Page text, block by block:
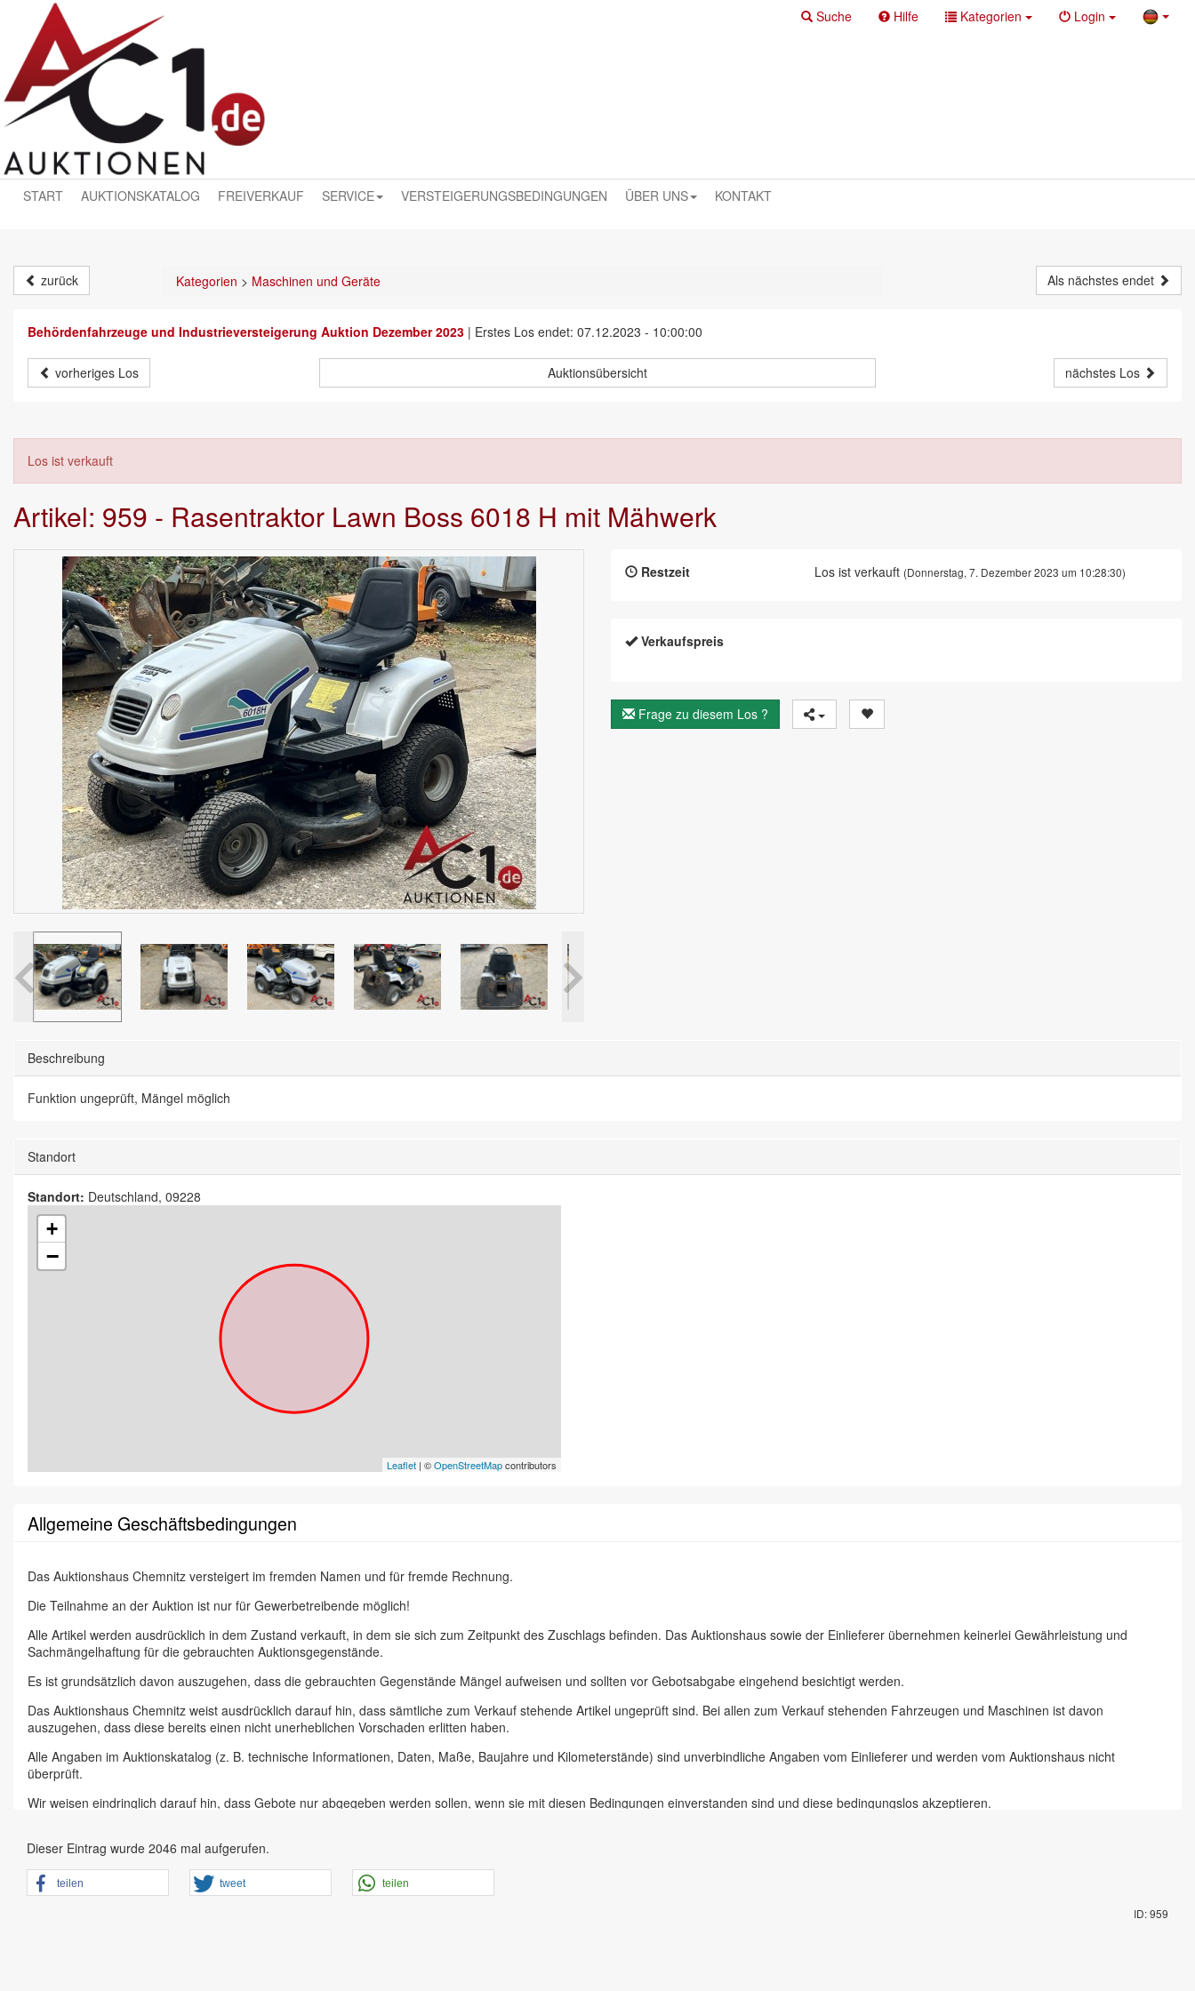
Suche Hilfe Kategorien Login
START AUKTIONSKATALOG FREIVERKAUF SERVICE VERSTEIGERUNGSBEDINGUNGEN ÜBER UNS KONTAKT
zurück Kategorien > Maschinen und Geräte Als nächstes endet
Behördenfahrzeuge und Industrieversteigerung Auktion Dezember 2023 | Erstes Los endet: 07.12.2023 - 10:00:00
vorheriges Los Auktionsübersicht nächstes Los
Los ist verkauft
Artikel: 959 - Rasentraktor Lawn Boss 6018 H mit Mähwerk
Restzeit Los ist verkauft (Donnerstag, 7. Dezember 2023 um 10:28:30)
Verkaufspreis
Frage zu diesem Los ?
Beschreibung
Funktion ungeprüft, Mängel möglich
Standort
Standort: Deutschland, 09228
+
−
Leaflet | ©OpenStreetMapcontributors
Allgemeine Geschäftsbedingungen
Das Auktionshaus Chemnitz versteigert im fremden Namen und für fremde Rechnung.
Die Teilnahme an der Auktion ist nur für Gewerbetreibende möglich!
Alle Artikel werden ausdrücklich in dem Zustand verkauft, in dem sie sich zum Zeitpunkt des Zuschlags befinden. Das Auktionshaus sowie der Einlieferer übernehmen keinerlei Gewährleistung und
Sachmängelhaftung für die gebrauchten Auktionsgegenstände.
Es ist grundsätzlich davon auszugehen, dass die gebrauchten Gegenstände Mängel aufweisen und sollten vor Gebotsabgabe eingehend besichtigt werden.
Das Auktionshaus Chemnitz weist ausdrücklich darauf hin, dass sämtliche zum Verkauf stehende Artikel ungeprüft sind. Bei allen zum Verkauf stehenden Fahrzeugen und Maschinen ist davon
auszugehen, dass diese bereits einen nicht unerheblichen Vorschaden erlitten haben.
Alle Angaben im Auktionskatalog (z. B. technische Informationen, Daten, Maße, Baujahre und Kilometerstände) sind unverbindliche Angaben vom Einlieferer und werden vom Auktionshaus nicht
überprüft.
Wir weisen eindringlich darauf hin, dass Gebote nur abgegeben werden sollen, wenn sie mit diesen Bedingungen einverstanden sind und diese bedingungslos akzeptieren.
Online Bieter, Bieter bei Vor-Ort-Versteigerungen direkt beim Einlieferer oder bei Insolvenzversteigerungen.
Sämtliche Neueingänge werden sofort online gestellt. Sobald ein Artikel online gestellt ist haben sie die Möglichkeit, Online-Vorgebebote abzugeben und die Artikel auf dem Auktionsgelände nach
vorheriger Anmeldung zu besichtigen.
Dieser Eintrag wurde 2046 mal aufgerufen.
teilen tweet teilen
ID: 959